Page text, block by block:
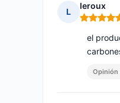
L
leroux
Nota: 5 de
el
Opinión